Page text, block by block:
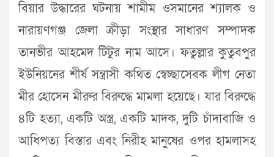
বিয়ার উদ্ধারের ঘটনায় শামীম ওসমানের শ্যালক ও
নারায়ণগঞ্জ জেলা ক্রীড়া সংস্থার সাধারণ সম্পাদক
তানভীর আহমেদ টিটুর নাম আসে। ফতুল্লার কুতুবপুর
ইউনিয়নের শীর্ষ সন্ত্রাসী কথিত স্বেচ্ছাসেবক লীগ নেতা
মীর হোসেন মীরুর বিরুদ্ধে মামলা হয়েছে। যার বিরুদ্ধে
৪টি হত্যা, একটি অস্ত্র, একটি মাদক, দুটি চাঁদাবাজি ও
আধিপত্য বিস্তার এবং নিরীহ মানুষের ওপর হামলাসহ